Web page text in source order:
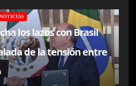
NOTICIAS
los lazos con Brasil
de la tensión entre